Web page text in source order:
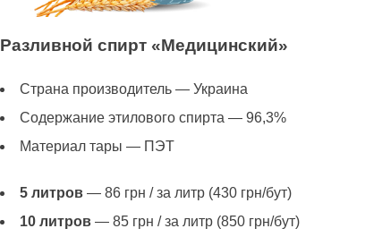
Разливной спирт «Медицинский»
Страна производитель — Украина
Содержание этилового спирта — 96,3%
Материал тары — ПЭТ
5 литров— 86 грн / за литр (430 грн/бут)
10 литров— 85 грн / за литр (850 грн/бут)